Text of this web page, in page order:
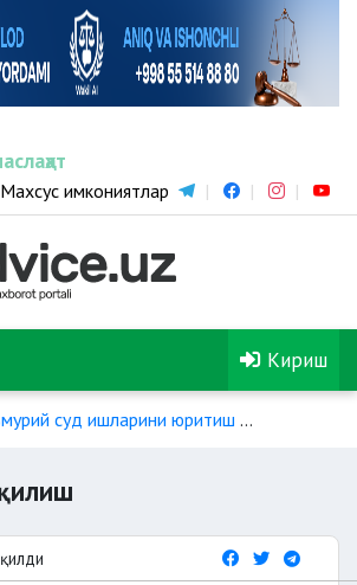
Махсус имкониятлар
Кириш
суд ишларини юритиш